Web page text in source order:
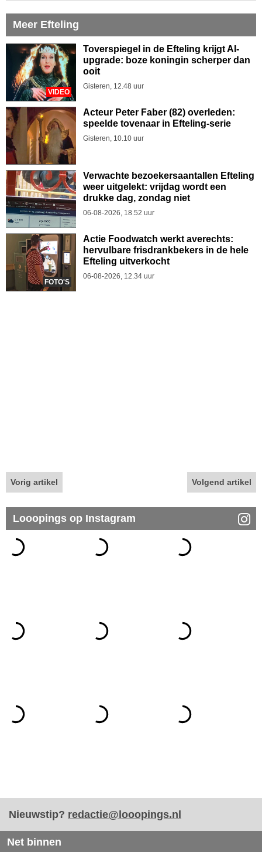
Meer Efteling
VIDEO
Toverspiegel in de Efteling krijgt AI-
upgrade: boze koningin scherper dan
ooit
Gisteren, 12.48 uur
Acteur Peter Faber (82) overleden:
speelde tovenaar in Efteling-serie
Gisteren, 10.10 uur
Verwachte bezoekersaantallen Efteling
weer uitgelekt: vrijdag wordt een
drukke dag, zondag niet
06-08-2026, 18.52 uur
FOTO'S
Actie Foodwatch werkt averechts:
hervulbare frisdrankbekers in de hele
Efteling uitverkocht
06-08-2026, 12.34 uur
Vorig artikel Volgend artikel
Looopings op Instagram
Nieuwstip? redactie@looopings.nl
Net binnen